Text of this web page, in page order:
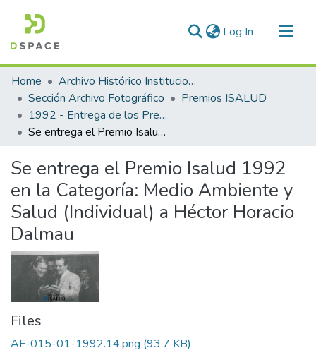
Log In (current)
Communities & Collections
All of DSpace
Statistics
Home
Archivo Histórico Institucional
Sección Archivo Fotográfico
Premios ISALUD
1992 - Entrega de los Premios ISALUD
Se entrega el Premio Isalud 1992 en la Categoría: Medio Ambiente y Salud (Individual) a Héctor Horacio Dalmau
Se entrega el Premio Isalud 1992
en la Categoría: Medio Ambiente y
Salud (Individual) a Héctor Horacio
Dalmau
Files
AF-015-01-1992.14.png (93.7 KB)